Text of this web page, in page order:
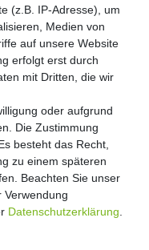
(z.B. IP-Adresse), um
Medien von
auf unsere Website
erfolgt erst durch
mit Dritten, die wir
oder aufgrund
Die Zustimmung
besteht das Recht,
zu einem späteren
Beachten Sie unser
Verwendung
Daten­schutz­erklärung
(z.B. IP-Adresse), um
Medien von
auf unsere Website
erfolgt erst durch
mit Dritten, die wir
oder aufgrund
Die Zustimmung
besteht das Recht,
zu einem späteren
Beachten Sie unser
Verwendung
Daten­schutz­erklärung